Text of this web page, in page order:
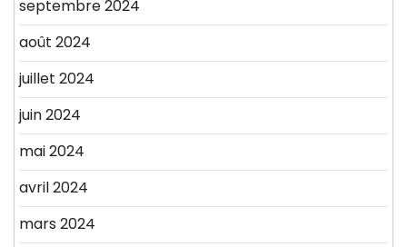
septembre 2024
août 2024
juillet 2024
juin 2024
mai 2024
avril 2024
mars 2024